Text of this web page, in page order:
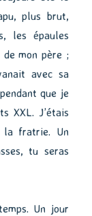
plus brut,
les épaules
mon père ;
avec sa
que je
XXL. J’étais
la fratrie. Un
tu seras
Un jour